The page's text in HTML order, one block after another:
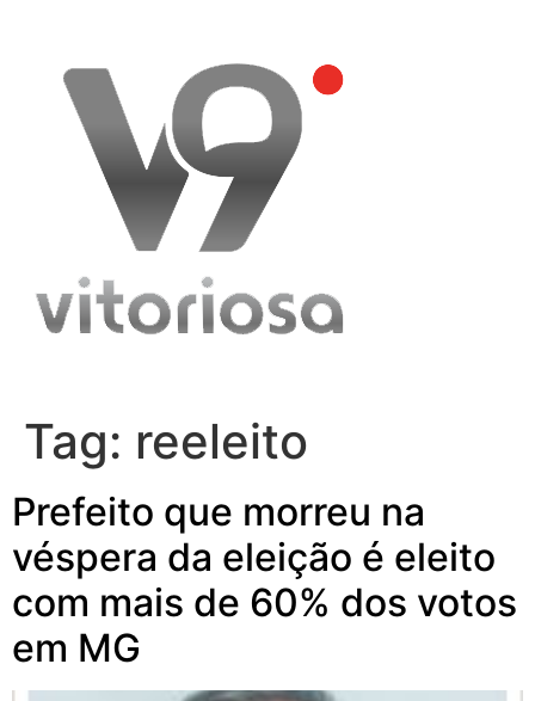
content
Tag: reeleito
Prefeito que morreu na
véspera da eleição é eleito
com mais de 60% dos votos
em MG